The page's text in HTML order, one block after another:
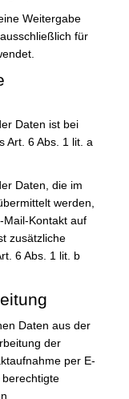
Weitergabe
für
Daten ist bei
Art. 6 Abs. 1 lit. a
Daten, die im
werden,
Mail-Kontakt auf
zusätzliche
6 Abs. 1 lit. b
Daten aus der
der
per E-